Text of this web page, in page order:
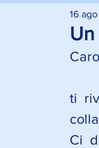
16
ti
Ci